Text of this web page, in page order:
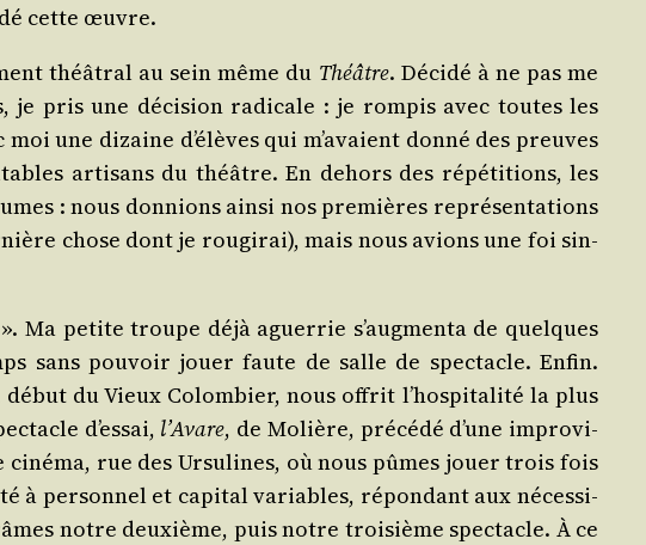
cette œuvre.
théâ­tral au sein même du Théâtre. Déci­dé à ne pas me
je pris une déci­sion radi­cale : je rom­pis avec toutes les
une dizaine d’élèves qui m’avaient don­né des preuves
arti­sans du théâtre. En dehors des répé­ti­tions, les
: nous don­nions ain­si nos pre­mières repré­sen­ta­tions
chose dont je rou­gi­rai), mais nous avions une foi sin­
Ma petite troupe déjà aguer­rie s’augmenta de quelques
sans pou­voir jouer faute de salle de spec­tacle. Enfin.
début du Vieux Colom­bier, nous offrit l’hospitalité la plus
d’essai, l’Avare, de Molière, pré­cé­dé d’une impro­vi­
rue des Ursu­lines, où nous pûmes jouer trois fois
à per­son­nel et capi­tal variables, répon­dant aux néces­si­
notre deuxième, puis notre troi­sième spec­tacle. À ce